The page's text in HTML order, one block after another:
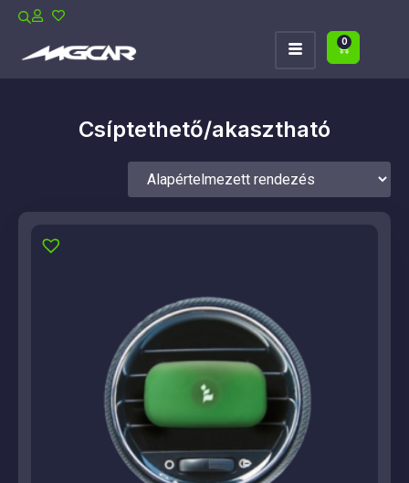
0
Csíptethető/akasztható